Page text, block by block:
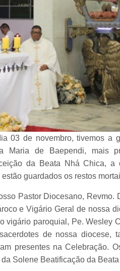
03 de novembro, tivemos a
Maria de Baependi, mais
da Beata Nhá Chica, a
guardados os restos
Pastor Diocesano, Revmo.
e Vigário Geral de nossa
vigário paroquial, Pe. Wesley
de nossa diocese,
presentes na Celebração.
Solene Beatificação da